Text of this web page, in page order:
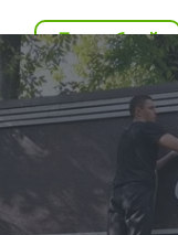
Подробней